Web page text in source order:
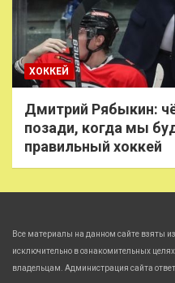
ХОККЕЙ
Дмитрий Рябыкин:
позади, когда мы
правильный хоккей
Все материалы на данном сайте взяты
исключительно в ознакомительных
владельцам. Администрация сайта